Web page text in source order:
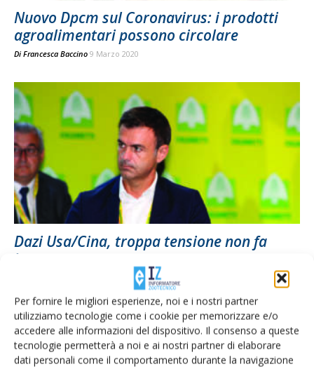
Per fornire le migliori esperienze, noi e i nostri partner
utilizziamo tecnologie come i cookie per memorizzare e/o
accedere alle informazioni del dispositivo. Il consenso a queste
tecnologie permetterà a noi e ai nostri partner di elaborare
dati personali come il comportamento durante la navigazione
Nuovo Dpcm sul Coronavirus: i prodotti
agroalimentari possono circolare
Di Francesca Baccino 9 Marzo 2020
Dazi Usa/Cina, troppa tensione non fa
bene
2 3 4